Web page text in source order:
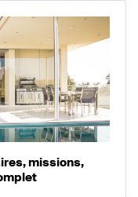
missions,